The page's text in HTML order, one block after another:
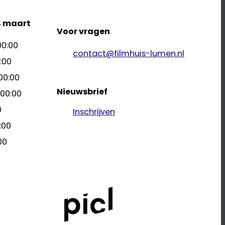
maart
Voor vragen
contact@filmhuis-lumen.nl
Nieuwsbrief
Inschrijven